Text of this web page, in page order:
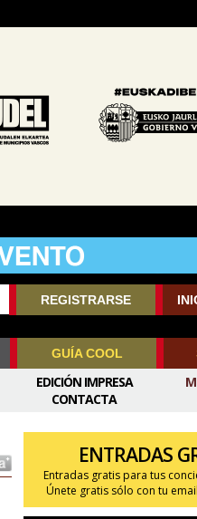
REGISTRARSE
GUÍA COOL
EDICIÓN IMPRESA
CONTACTA
ENTRADAS
Entradas gratis para tus
Únete gratis sólo con tu